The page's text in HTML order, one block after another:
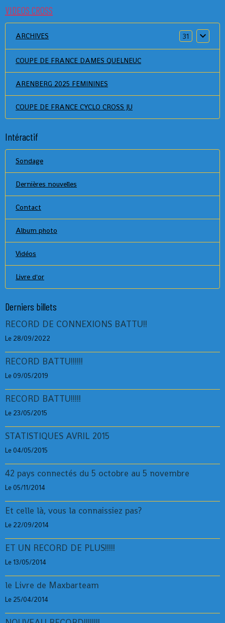
VIDEOS CROSS
ARCHIVES 31
COUPE DE FRANCE DAMES QUELNEUC
ARENBERG 2025 FEMININES
COUPE DE FRANCE CYCLO CROSS JU
Intéractif
Sondage
Dernières nouvelles
Contact
Album photo
Vidéos
Livre d'or
Derniers billets
RECORD DE CONNEXIONS BATTU!!
Le 28/09/2022
RECORD BATTU!!!!!!
Le 09/05/2019
RECORD BATTU!!!!!
Le 23/05/2015
STATISTIQUES AVRIL 2015
Le 04/05/2015
42 pays connectés du 5 octobre au 5 novembre
Le 05/11/2014
Et celle là, vous la connaissiez pas?
Le 22/09/2014
ET UN RECORD DE PLUS!!!!!
Le 13/05/2014
le Livre de Maxbarteam
Le 25/04/2014